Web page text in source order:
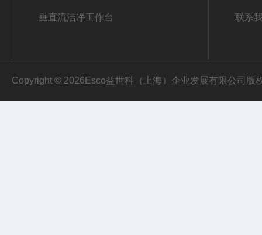
垂直流洁净工作台 联系
Copyright © 2026Esco益世科（上海）企业发展有限公司